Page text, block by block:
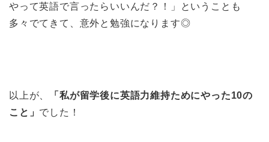
やって英語で言ったらいいんだ？！」ということも
多々でてきて、意外と勉強になります◎
以上が、
「私が留学後に英語力維持ためにやった10の
こと」 でした！